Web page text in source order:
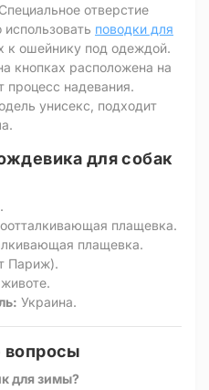
Специальное отверстие
поводки для
к ошейнику под одеждой.
кнопках расположена на
процесс надевания.
унисекс, подходит
для собак
плащевка.
плащевка.
Париж).
Украина.
вопросы
для зимы?